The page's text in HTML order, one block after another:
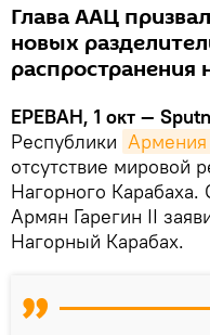
Глава ААЦ
новых
распространения
ЕРЕВАН, 1 окт —
Республики Армения
отсутствие мировой
Нагорного
Армян Гарегин II
Нагорный Карабах.